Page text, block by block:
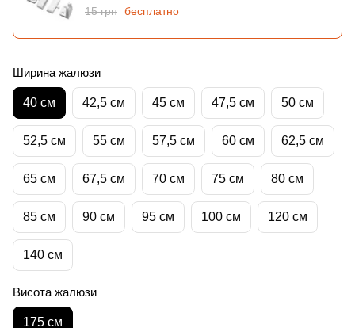
15 грн бесплатно
Ширина жалюзи
40 см 42,5 см 45 см 47,5 см 50 см
52,5 см 55 см 57,5 см 60 см 62,5 см
65 см 67,5 см 70 см 75 см 80 см
85 см 90 см 95 см 100 см 120 см
140 см
Висота жалюзи
175 см